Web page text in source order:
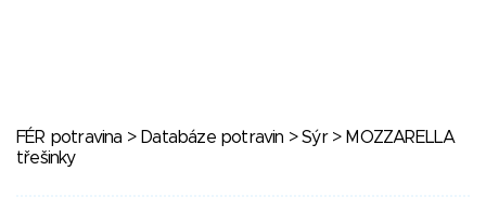
FÉR potravina > Databáze potravin >Sýr> MOZZARELLA
třešinky